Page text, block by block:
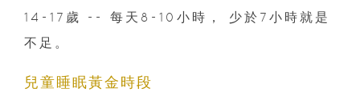
14-17歲 -- 每天8-10小時， 少於7小時就是
不足。
兒童睡眠黃金時段